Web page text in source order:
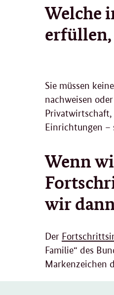
Welche
erfüllen
Sie müssen
nachweisen
Privatwirtschaft,
Einrichtungen –
Wenn
wir
Der
Familie“ des
Markenzeichen